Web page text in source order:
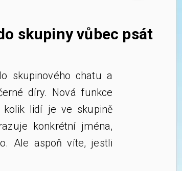
skupiny vůbec psát
skupinového chatu a
díry. Nová funkce
kolik lidí je ve skupině
konkrétní jména,
Ale aspoň víte, jestli